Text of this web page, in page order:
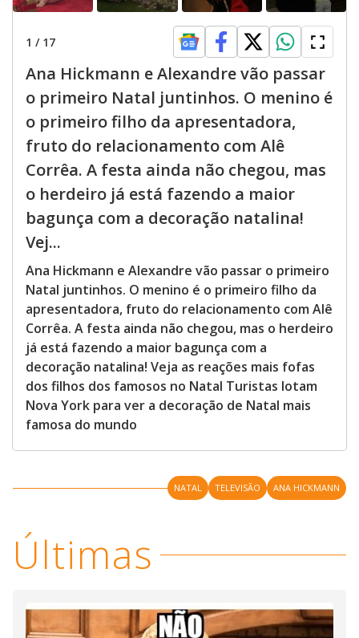
1 / 17
Ana Hickmann e Alexandre vão passar
o primeiro Natal juntinhos. O menino é
o primeiro filho da apresentadora,
fruto do relacionamento com Alê
Corrêa. A festa ainda não chegou, mas
o herdeiro já está fazendo a maior
bagunça com a decoração natalina!
Vej...
Ana Hickmann e Alexandre vão passar o primeiro
Natal juntinhos. O menino é o primeiro filho da
apresentadora, fruto do relacionamento com Alê
Corrêa. A festa ainda não chegou, mas o herdeiro
já está fazendo a maior bagunça com a
decoração natalina! Veja as reações mais fofas
dos filhos dos famosos no Natal Turistas lotam
Nova York para ver a decoração de Natal mais
famosa do mundo
NATAL TELEVISÃO ANA HICKMANN
Últimas